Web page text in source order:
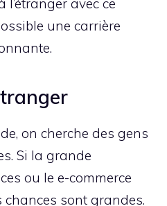
avec ce
une carrière
on cherche des gens
Si la grande
ou le e-commerce
chances sont grandes.